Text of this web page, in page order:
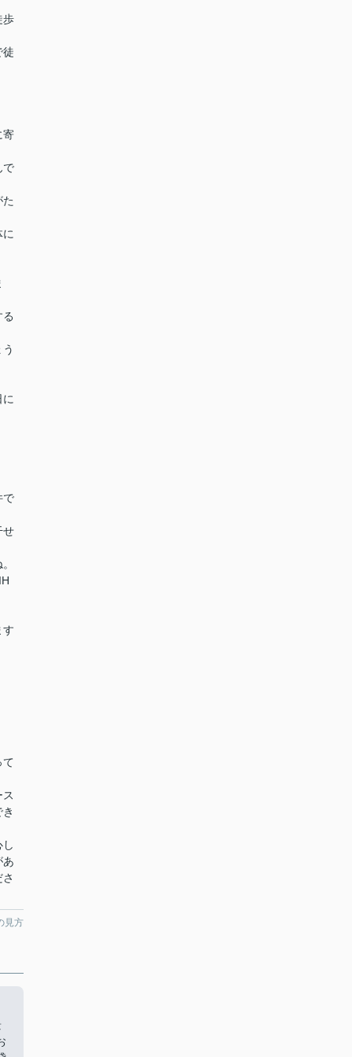
歩
寄
で
で
せ
す
て
あ
見方